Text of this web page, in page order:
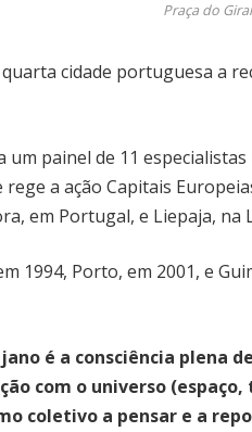
Praça do
cidade portuguesa a
um painel de 11
rege a ação Capitais
em Portugal, e Liepaja, na
1994, Porto, em 2001, e
é a consciência plena
com o universo
coletivo a pensar e a